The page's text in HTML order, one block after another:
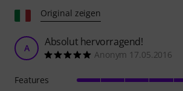
Original zeigen
A Absolut hervorragend!
Anonym 17.05.2016
Features